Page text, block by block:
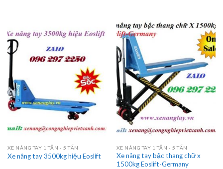
XE NÂNG TAY 1 TẤN - 5 TẤN
Xe nâng tay 3500kg hiệu Eoslift
XE NÂNG TAY 1 TẤN - 5 TẤN
Xe nâng tay bậc thang chữ x
1500kg Eoslift-Germany